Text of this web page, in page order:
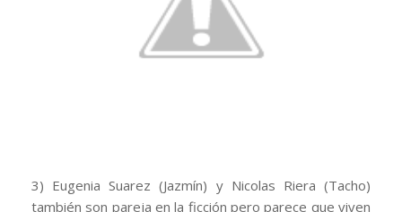
3) Eugenia Suarez (Jazmín) y Nicolas Riera (Tacho)
también son pareja en la ficción pero parece que viven